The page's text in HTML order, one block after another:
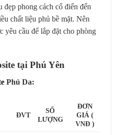
đẹp phong cách cổ điển đến
chất liệu phủ bề mặt. Nên
yêu cầu để lắp đặt cho phòng
tại Phú Yên
Phủ Da:
ĐVT
SỐ
LƯỢNG
ĐƠN
GIÁ (
VNĐ )